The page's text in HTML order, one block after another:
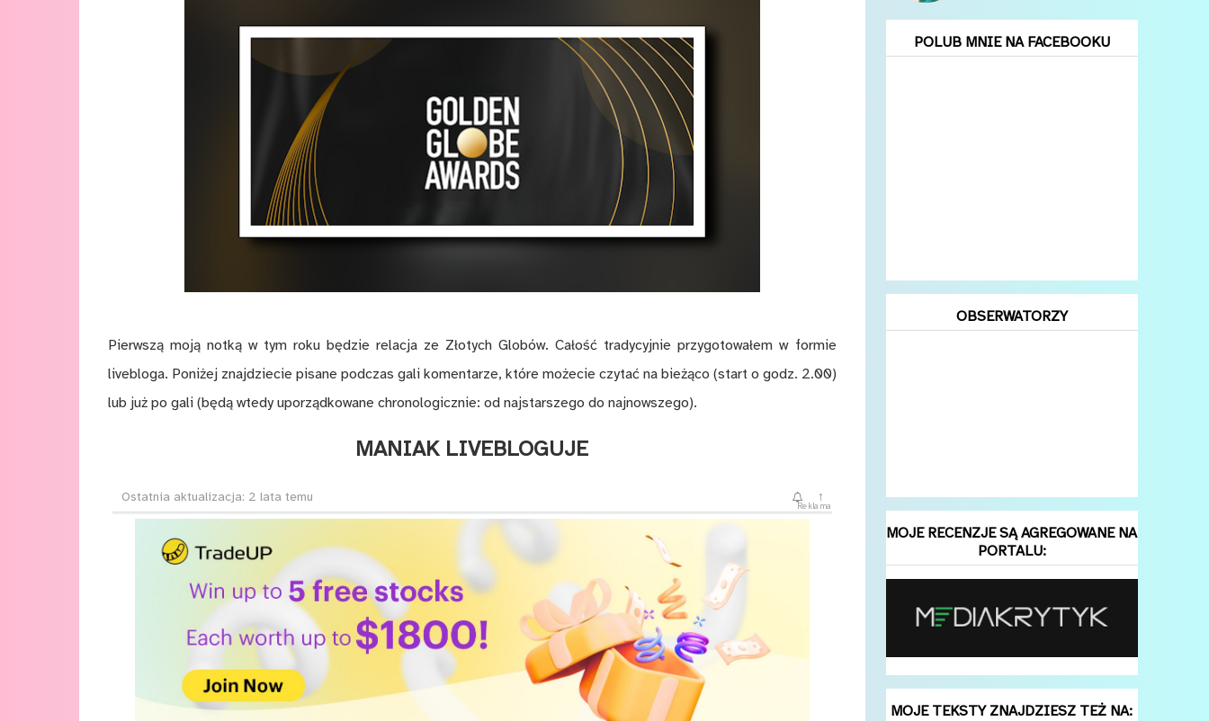
Pierwszą moją notką w tym roku będzie relacja ze Złotych Globów. Całość tradycyjnie przygotowałem w formie
livebloga. Poniżej znajdziecie pisane podczas gali komentarze, które możecie czytać na bieżąco (start o godz. 2.00)
lub już po gali (będą wtedy uporządkowane chronologicznie: od najstarszego do najnowszego).
MANIAK LIVEBLOGUJE
Ostatnia aktualizacja: 2 lata temu ↑
Reklama
POLUB MNIE NA FACEBOOKU
OBSERWATORZY
MOJE RECENZJE SĄ AGREGOWANE NA
PORTALU:
MOJE TEKSTY ZNAJDZIESZ TEŻ NA: